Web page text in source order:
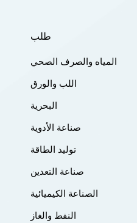
طلب
المياه والصرف الصحي
اللب والورق
البحرية
صناعة الأدوية
توليد الطاقة
صناعة التعدين
الصناعة الكيميائية
النفط والغاز